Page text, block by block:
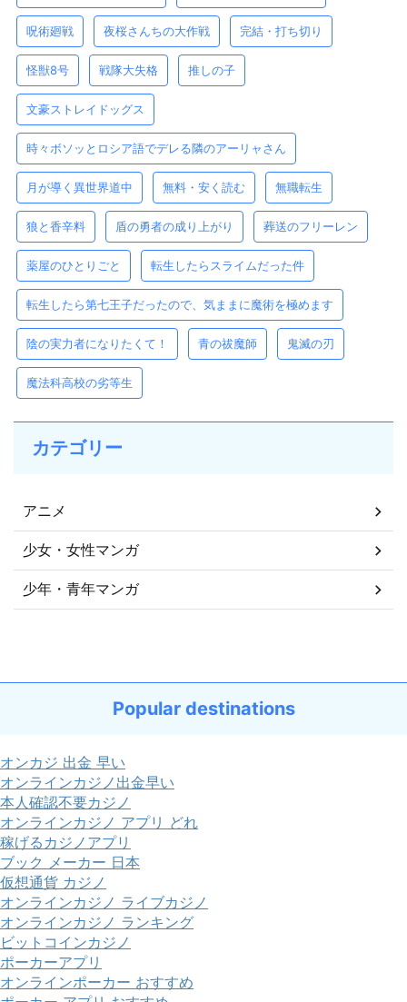
呪術廻戦 夜桜さんちの大作戦 完結・打ち切り
怪獣8号 戦隊大失格 推しの子
文豪ストレイドッグス
時々ボソッとロシア語でデレる隣のアーリャさん
月が導く異世界道中 無料・安く読む 無職転生
狼と香辛料 盾の勇者の成り上がり 葬送のフリーレン
薬屋のひとりごと 転生したらスライムだった件
転生したら第七王子だったので、気ままに魔術を極めます
陰の実力者になりたくて！ 青の祓魔師 鬼滅の刃
魔法科高校の劣等生
カテゴリー
アニメ
少女・女性マンガ
少年・青年マンガ
Popular destinations
オンカジ 出金 早い
オンラインカジノ出金早い
本人確認不要カジノ
オンラインカジノ アプリ どれ
稼げるカジノアプリ
ブック メーカー 日本
仮想通貨 カジノ
オンラインカジノ ライブカジノ
オンラインカジノ ランキング
ビットコインカジノ
ポーカーアプリ
オンラインポーカー おすすめ